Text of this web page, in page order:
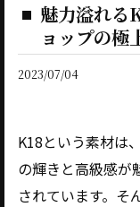
魅力溢れ
ョップの極
2023/07/04
K18という素材は
の輝きと高級感が
されています。そ